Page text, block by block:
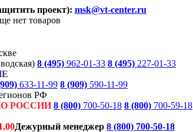
проект): msk@vt-center.ru
нет товаров
8 (495) 962-01-33 8 (495) 227-01-33
633-11-99 8 (909) 590-11-99
РФ
РОССИИ 8 (800) 700-50-18 8 (800) 700-59-18
Дежурный менеджер 8 (800) 700-50-18